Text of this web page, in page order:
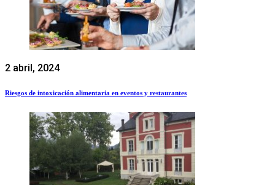
2 abril, 2024
Riesgos de intoxicación alimentaria en eventos y restaurantes